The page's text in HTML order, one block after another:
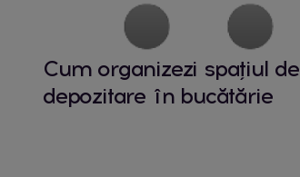
Cum organizezi spațiul de
depozitare în bucătărie